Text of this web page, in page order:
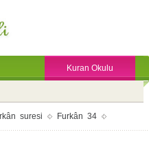
Kuran Okulu
suresi Furkân 34